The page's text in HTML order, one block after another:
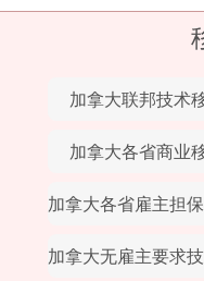
加拿大联邦技术
加拿大各省商业